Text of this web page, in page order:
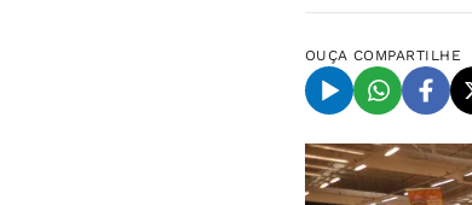
OUÇA COMPARTILHE